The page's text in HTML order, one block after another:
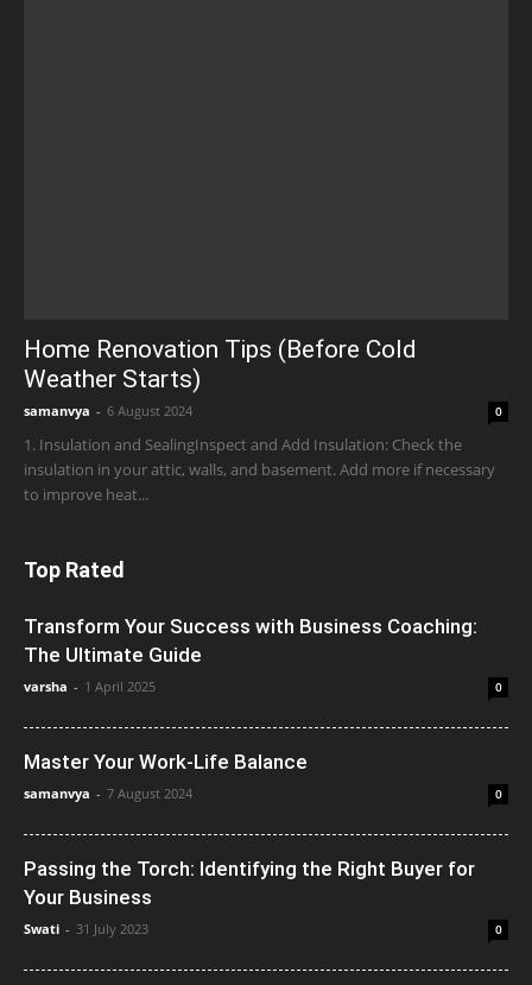
Home Renovation Tips (Before Cold
Weather Starts)
samanvya - 6 August 2024 0
1. Insulation and SealingInspect and Add Insulation: Check the
insulation in your attic, walls, and basement. Add more if necessary
to improve heat...
Top Rated
Transform Your Success with Business Coaching:
The Ultimate Guide
varsha - 1 April 2025 0
Master Your Work-Life Balance
samanvya - 7 August 2024 0
Passing the Torch: Identifying the Right Buyer for
Your Business
Swati - 31 July 2023 0